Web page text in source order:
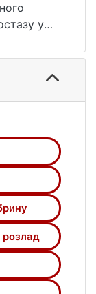
у
у
ранніх
крові
розлад